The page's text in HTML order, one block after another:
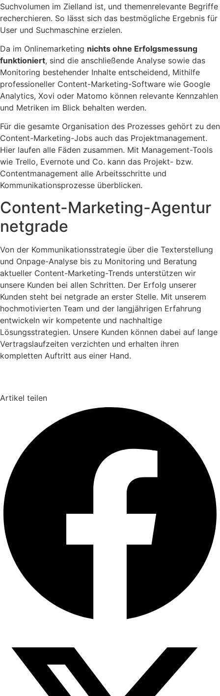
Suchvolumen im Zielland ist, und themenrelevante Begriffe
recherchieren. So lässt sich das bestmögliche Ergebnis für
User und Suchmaschine erzielen.
Da im Onlinemarketing nichts ohne Erfolgsmessung
funktioniert, sind die anschließende Analyse sowie das
Monitoring bestehender Inhalte entscheidend, Mithilfe
professioneller Content-Marketing-Software wie Google
Analytics, Xovi oder Matomo können relevante Kennzahlen
und Metriken im Blick behalten werden.
Für die gesamte Organisation des Prozesses gehört zu den
Content-Marketing-Jobs auch das Projektmanagement.
Hier laufen alle Fäden zusammen. Mit Management-Tools
wie Trello, Evernote und Co. kann das Projekt- bzw.
Contentmanagement alle Arbeitsschritte und
Kommunikationsprozesse überblicken.
Content-Marketing-Agentur
netgrade
Von der Kommunikationsstrategie über die Texterstellung
und Onpage-Analyse bis zu Monitoring und Beratung
aktueller Content-Marketing-Trends unterstützen wir
unsere Kunden bei allen Schritten. Der Erfolg unserer
Kunden steht bei netgrade an erster Stelle. Mit unserem
hochmotivierten Team und der langjährigen Erfahrung
entwickeln wir kompetente und nachhaltige
Lösungsstrategien. Unsere Kunden können dabei auf lange
Vertragslaufzeiten verzichten und erhalten ihren
kompletten Auftritt aus einer Hand.
Artikel teilen